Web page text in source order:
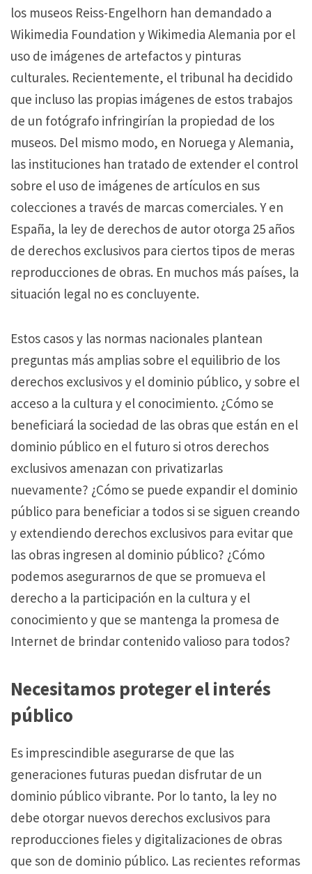
los museos Reiss-Engelhorn han demandado a
Wikimedia Foundation y Wikimedia Alemania por el
uso de imágenes de artefactos y pinturas
culturales. Recientemente, el tribunal ha decidido
que incluso las propias imágenes de estos trabajos
de un fotógrafo infringirían la propiedad de los
museos. Del mismo modo, en Noruega y Alemania,
las instituciones han tratado de extender el control
sobre el uso de imágenes de artículos en sus
colecciones a través de marcas comerciales. Y en
España, la ley de derechos de autor otorga 25 años
de derechos exclusivos para ciertos tipos de meras
reproducciones de obras. En muchos más países, la
situación legal no es concluyente.
Estos casos y las normas nacionales plantean
preguntas más amplias sobre el equilibrio de los
derechos exclusivos y el dominio público, y sobre el
acceso a la cultura y el conocimiento. ¿Cómo se
beneficiará la sociedad de las obras que están en el
dominio público en el futuro si otros derechos
exclusivos amenazan con privatizarlas
nuevamente? ¿Cómo se puede expandir el dominio
público para beneficiar a todos si se siguen creando
y extendiendo derechos exclusivos para evitar que
las obras ingresen al dominio público? ¿Cómo
podemos asegurarnos de que se promueva el
derecho a la participación en la cultura y el
conocimiento y que se mantenga la promesa de
Internet de brindar contenido valioso para todos?
Necesitamos proteger el interés
público
Es imprescindible asegurarse de que las
generaciones futuras puedan disfrutar de un
dominio público vibrante. Por lo tanto, la ley no
debe otorgar nuevos derechos exclusivos para
reproducciones fieles y digitalizaciones de obras
que son de dominio público. Las recientes reformas